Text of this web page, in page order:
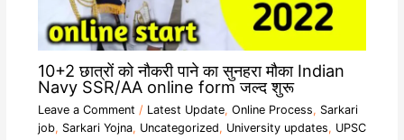
10+2 छात्रों को नौकरी पाने का सुनहरा मौका Indian
Navy SSR/AA online form जल्द शुरू
Leave a Comment / Latest Update, Online Process, Sarkari
job, Sarkari Yojna, Uncategorized, University updates, UPSC